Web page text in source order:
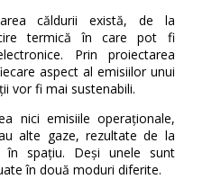
căldurii există, de la
termică în care pot fi
Prin proiectarea
aspect al emisiilor unui
vor fi mai sustenabili.
nici emisiile operaționale,
alte gaze, rezultate de la
spațiu. Deși unele sunt
în două moduri diferite.